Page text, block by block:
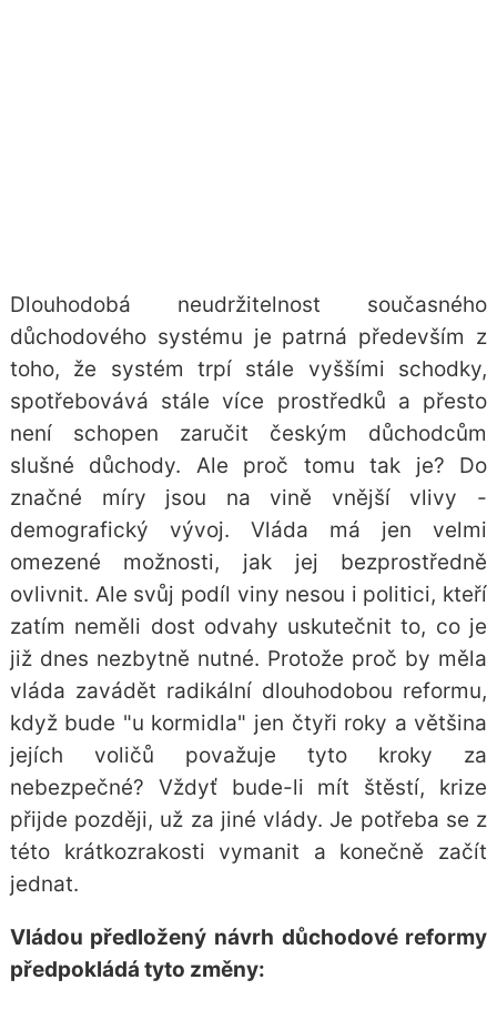
Dlouhodobá neudržitelnost současného
důchodového systému je patrná především z
toho, že systém trpí stále vyššími schodky,
spotřebovává stále více prostředků a přesto
není schopen zaručit českým důchodcům
slušné důchody. Ale proč tomu tak je? Do
značné míry jsou na vině vnější vlivy -
demografický vývoj. Vláda má jen velmi
omezené možnosti, jak jej bezprostředně
ovlivnit. Ale svůj podíl viny nesou i politici, kteří
zatím neměli dost odvahy uskutečnit to, co je
již dnes nezbytně nutné. Protože proč by měla
vláda zavádět radikální dlouhodobou reformu,
když bude "u kormidla" jen čtyři roky a většina
jejích voličů považuje tyto kroky za
nebezpečné? Vždyť bude-li mít štěstí, krize
přijde později, už za jiné vlády. Je potřeba se z
této krátkozrakosti vymanit a konečně začít
jednat.
Vládou předložený návrh důchodové reformy
předpokládá tyto změny: